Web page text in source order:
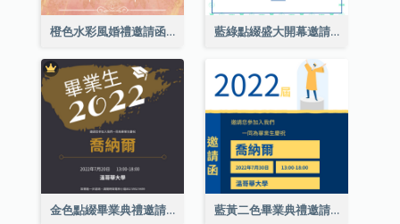
橙色水彩風婚禮邀請函 藍綠點綴盛大開幕邀請函
金色點綴畢業典禮邀請函 藍黃二色畢業典禮邀請函